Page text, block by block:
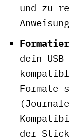
und zu
dein
Formate
der Stick